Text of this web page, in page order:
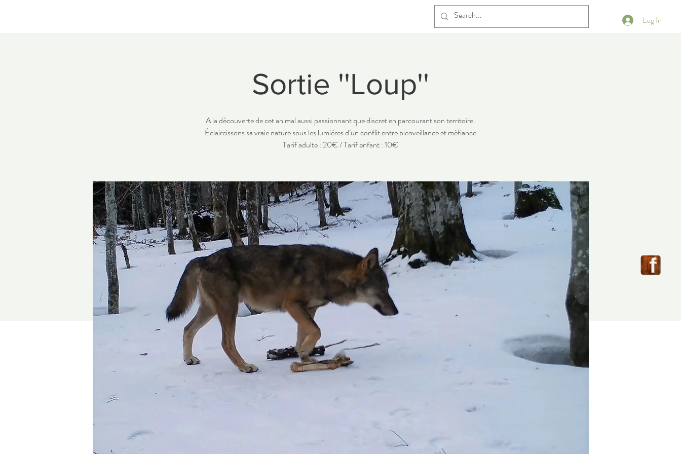
Log In
Sortie ''Loup''
A la découverte de cet animal aussi passionnant que discret en parcourant son territoire.
Éclaircissons sa vraie nature sous les lumières d’un conflit entre bienveillance et méfiance
Tarif adulte : 20€ / Tarif enfant : 10€